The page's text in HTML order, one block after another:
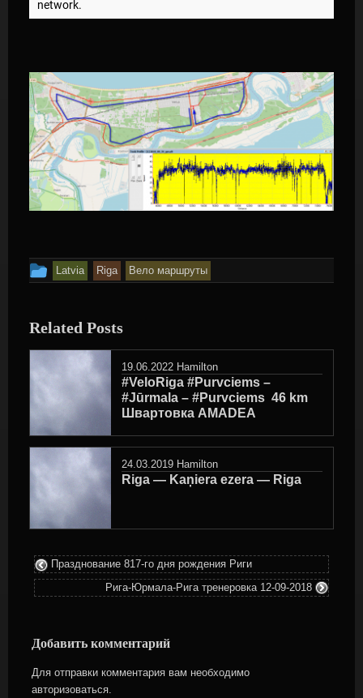
This
posted
Latvia Riga Вело маршруты
Related Posts
19.06.2022 Hamilton
#VeloRiga #Purvciems –
#Jūrmala – #Purvciems ‍ 46 km
Швартовка AMADEA
24.03.2019 Hamilton
Riga — Kaņiera ezera — Riga
Празднование 817-го дня рождения Риги
Рига-Юрмала-Рига тренеровка 12-09-2018
Добавить комментарий
Для отправки комментария вам необходимо
авторизоваться.